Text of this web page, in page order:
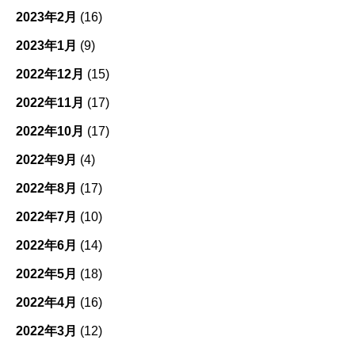
2023年2月 (16)
2023年1月 (9)
2022年12月 (15)
2022年11月 (17)
2022年10月 (17)
2022年9月 (4)
2022年8月 (17)
2022年7月 (10)
2022年6月 (14)
2022年5月 (18)
2022年4月 (16)
2022年3月 (12)